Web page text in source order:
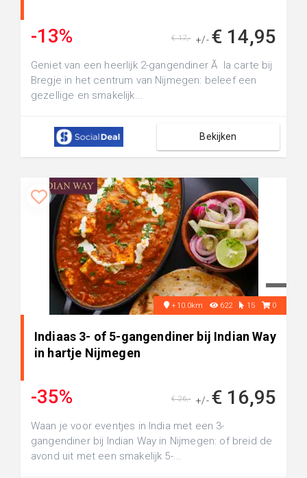
-13% +/- € 14,95
€ 17,-
Geniet van een heerlijk 2-gangendiner Ã la carte bij
Bregje in het centrum van Nijmegen: beleef een
gezellige en smakelijk...
Bekijken
+10.0km 622 15 0
Indiaas 3- of 5-gangendiner bij Indian Way
in hartje Nijmegen
-35% +/- € 16,95
€ 26,-
Waan je voor eventjes in India met een 3-
gangendiner bij Indian Way in Nijmegen: of breid de
avond uit met een smakelijk 5-...